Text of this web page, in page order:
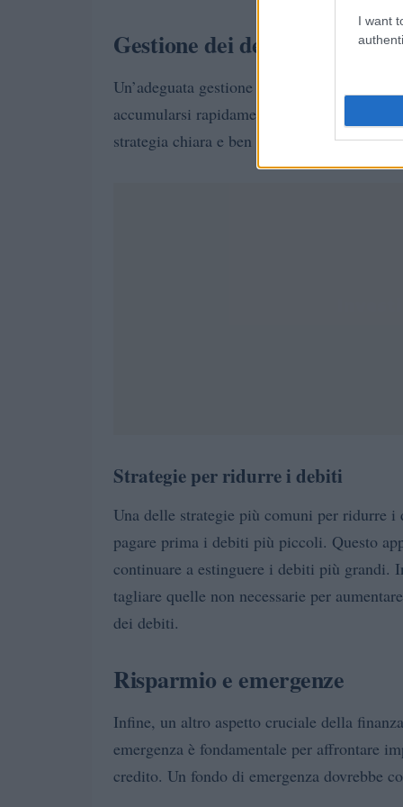
I want
Gestione dei debiti
Un’adeguata gestione dei debiti è
accumularsi rapidamente e diventare un
strategia chiara e ben definita.
Strategie per ridurre i debiti
Una delle strategie più comuni per ridurre i
pagare prima i debiti più piccoli. Questo
continuare a estinguere i debiti più grandi.
tagliare quelle non necessarie per
dei debiti.
Risparmio e emergenze
Infine, un altro aspetto cruciale della
emergenza è fondamentale per affrontare
credito. Un fondo di emergenza dovrebbe